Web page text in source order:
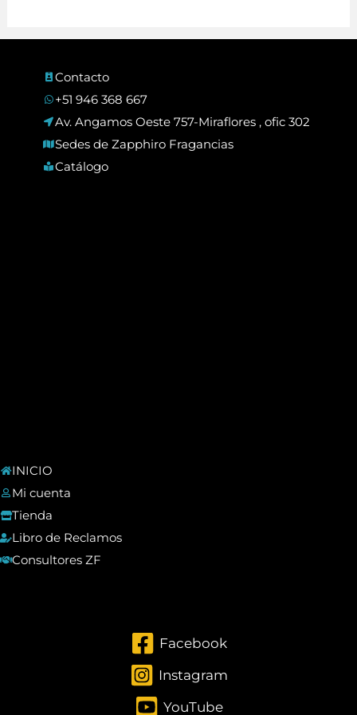
Contacto
+51 946 368 667
Av. Angamos Oeste 757-Miraflores , ofic 302
Sedes de Zapphiro Fragancias
Catálogo
INICIO
Mi cuenta
Tienda
Libro de Reclamos
Consultores ZF
Facebook
Instagram
YouTube